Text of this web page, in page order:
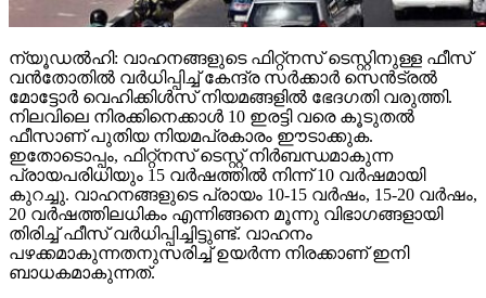
ന്യൂഡല്‍ഹി: വാഹനങ്ങളുടെ ഫിറ്റ്‌നസ് ടെസ്റ്റിനുള്ള ഫീസ്
വന്‍തോതില്‍ വര്‍ധിപ്പിച്ച് കേന്ദ്ര സര്‍ക്കാര്‍ സെന്‍ട്രല്‍
മോട്ടോര്‍ വെഹിക്കിള്‍സ് നിയമങ്ങളില്‍ ഭേദഗതി വരുത്തി.
നിലവിലെ നിരക്കിനെക്കാള്‍ 10 ഇരട്ടി വരെ കൂടുതല്‍
ഫീസാണ് പുതിയ നിയമപ്രകാരം ഈടാക്കുക.
ഇതോടൊപ്പം, ഫിറ്റ്‌നസ് ടെസ്റ്റ് നിര്‍ബന്ധമാകുന്ന
പ്രായപരിധിയും 15 വര്‍ഷത്തില്‍ നിന്ന് 10 വര്‍ഷമായി
കുറച്ചു. വാഹനങ്ങളുടെ പ്രായം 10-15 വര്‍ഷം, 15-20 വര്‍ഷം,
20 വര്‍ഷത്തിലധികം എന്നിങ്ങനെ മൂന്നു വിഭാഗങ്ങളായി
തിരിച്ച് ഫീസ് വര്‍ധിപ്പിച്ചിട്ടുണ്ട്. വാഹനം
പഴക്കമാകുന്നതനുസരിച്ച് ഉയര്‍ന്ന നിരക്കാണ് ഇനി
ബാധകമാകുന്നത്.